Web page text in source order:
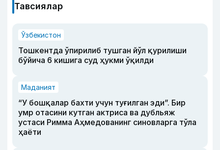
Тавсиялар
Ўзбекистон
Тошкентда ўпирилиб тушган йўл қурилиши
бўйича 6 кишига суд ҳукми ўқилди
Маданият
“У бошқалар бахти учун туғилган эди”. Бир
умр отасини кутган актриса ва дубльяж
устаси Римма Аҳмедованинг синовларга тўла
ҳаёти